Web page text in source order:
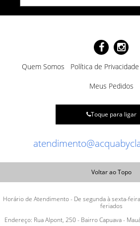
Quem Somos Política de Privacidade
Meus Pedidos
Toque para ligar
Voltar ao Topo
Horário de Atendimento - De segunda à sexta-
feriados
Endereço: Rua Alpont, 250 - Bairro Capuava -